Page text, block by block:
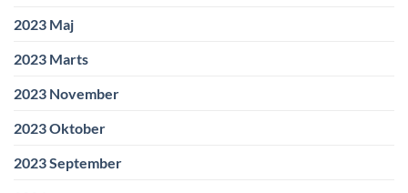
2023 Maj
2023 Marts
2023 November
2023 Oktober
2023 September